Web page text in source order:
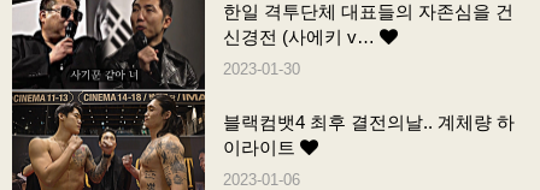
한일 격투단체 대표들의 자존심을 건
신경전 (사에키 v…
2023-01-30
블랙컴뱃4 최후 결전의날.. 계체량 하
이라이트
2023-01-06